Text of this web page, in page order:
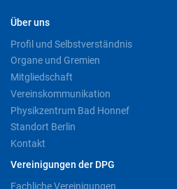
Über uns
Profil und Selbstverständnis
Organe und Gremien
Mitgliedschaft
Vereinskommunikation
Physikzentrum Bad Honnef
Standort Berlin
Kontakt
Vereinigungen der DPG
Fachliche Vereinigungen